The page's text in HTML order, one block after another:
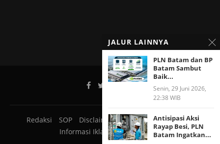
Redaksi SOP Disclaimer
Pedoman Media Siber
Informasi Iklan
Tentang Kami
JALUR LAINNYA
PLN Batam dan BP
Batam Sambut
Baik...
Senin, 29 Juni 2026,
22:38 WIB
Antisipasi Aksi
Rayap Besi, PLN
Batam Ingatkan...